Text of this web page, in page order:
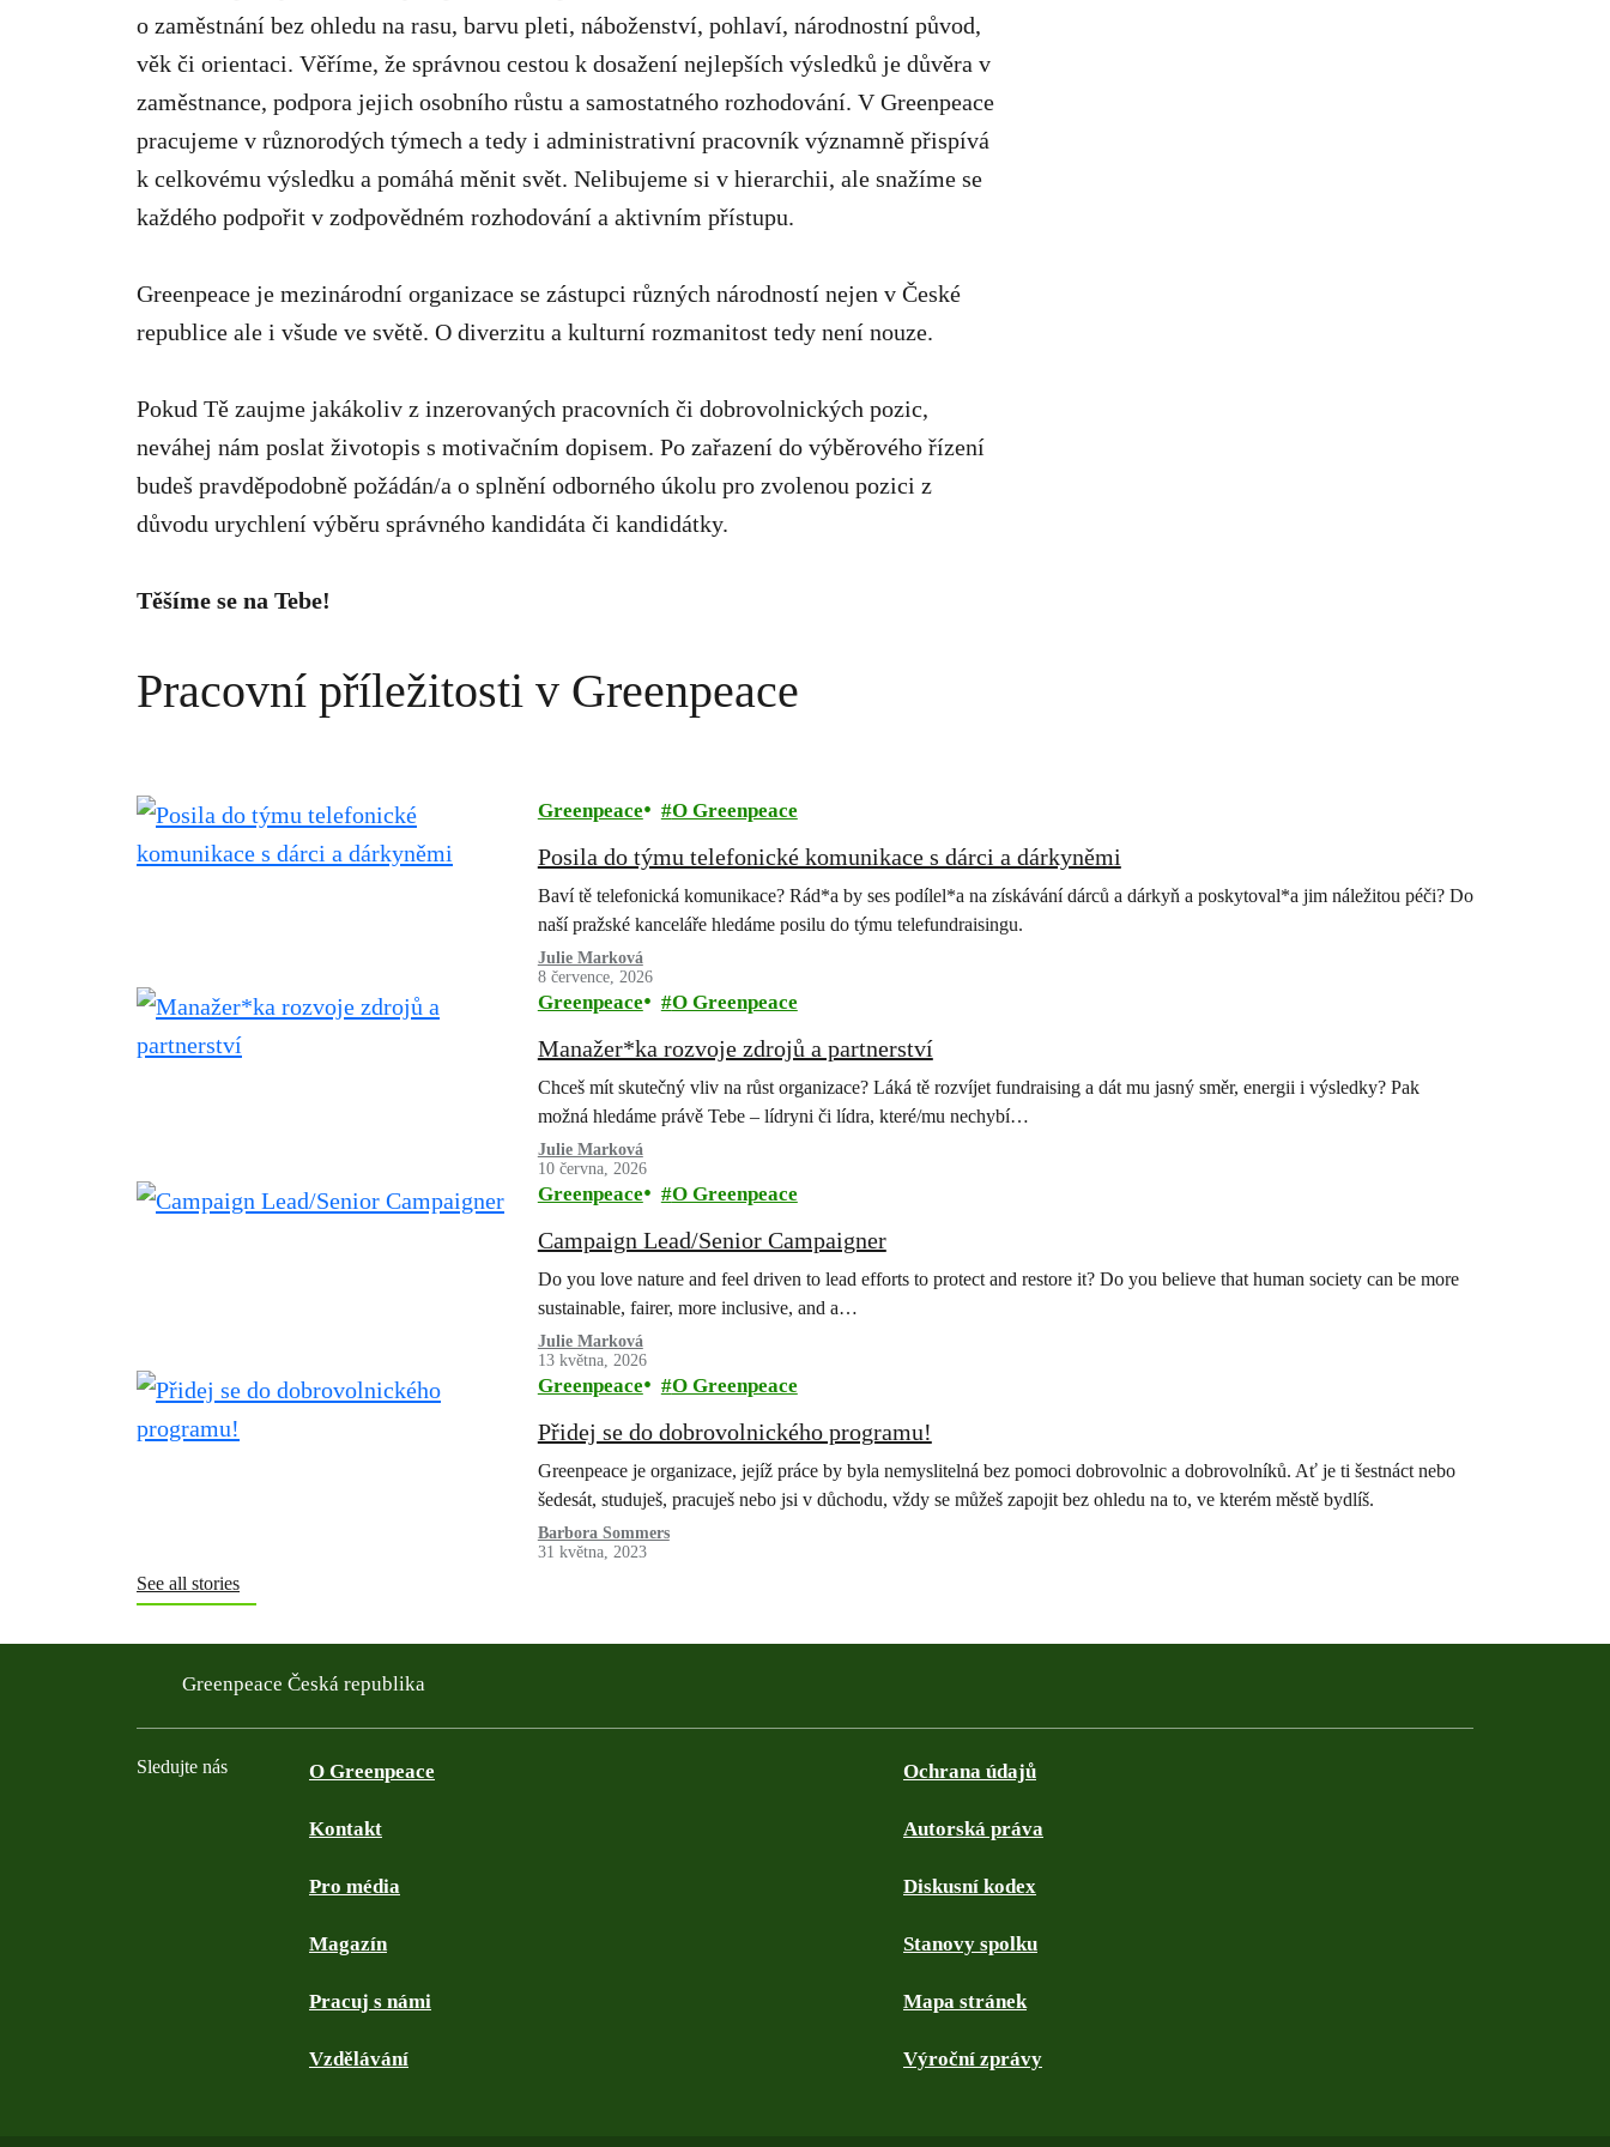
o zaměstnání bez ohledu na rasu, barvu pleti, náboženství, pohlaví, národnostní původ,
věk či orientaci. Věříme, že správnou cestou k dosažení nejlepších výsledků je důvěra v
zaměstnance, podpora jejich osobního růstu a samostatného rozhodování. V Greenpeace
pracujeme v různorodých týmech a tedy i administrativní pracovník významně přispívá
k celkovému výsledku a pomáhá měnit svět. Nelibujeme si v hierarchii, ale snažíme se
každého podpořit v zodpovědném rozhodování a aktivním přístupu.
Greenpeace je mezinárodní organizace se zástupci různých národností nejen v České
republice ale i všude ve světě. O diverzitu a kulturní rozmanitost tedy není nouze.
Pokud Tě zaujme jakákoliv z inzerovaných pracovních či dobrovolnických pozic,
neváhej nám poslat životopis s motivačním dopisem. Po zařazení do výběrového řízení
budeš pravděpodobně požádán/a o splnění odborného úkolu pro zvolenou pozici z
důvodu urychlení výběru správného kandidáta či kandidátky.
Těšíme se na Tebe!
Pracovní příležitosti v Greenpeace
Greenpeace O Greenpeace
Posila do týmu telefonické komunikace s dárci a dárkyněmi
Baví tě telefonická komunikace? Rád*a by ses podílel*a na získávání dárců a dárkyň a poskytoval*a jim náležitou péči? Do
naší pražské kanceláře hledáme posilu do týmu telefundraisingu.
Julie Marková
8 července, 2026
Greenpeace O Greenpeace
Manažer*ka rozvoje zdrojů a partnerství
Chceš mít skutečný vliv na růst organizace? Láká tě rozvíjet fundraising a dát mu jasný směr, energii i výsledky? Pak
možná hledáme právě Tebe – lídryni či lídra, které/mu nechybí…
Julie Marková
10 června, 2026
Greenpeace O Greenpeace
Campaign Lead/Senior Campaigner
Do you love nature and feel driven to lead efforts to protect and restore it? Do you believe that human society can be more
sustainable, fairer, more inclusive, and a…
Julie Marková
13 května, 2026
Greenpeace O Greenpeace
Přidej se do dobrovolnického programu!
Greenpeace je organizace, jejíž práce by byla nemyslitelná bez pomoci dobrovolnic a dobrovolníků. Ať je ti šestnáct nebo
šedesát, studuješ, pracuješ nebo jsi v důchodu, vždy se můžeš zapojit bez ohledu na to, ve kterém městě bydlíš.
Barbora Sommers
31 května, 2023
See all stories
Greenpeace Česká republika
Sledujte nás O Greenpeace
Kontakt
Pro média
Magazín
Pracuj s námi
Vzdělávání
Ochrana údajů
Autorská práva
Diskusní kodex
Stanovy spolku
Mapa stránek
Výroční zprávy